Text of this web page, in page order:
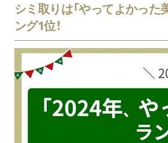
シミ取りは「やってよかった
ング1位！